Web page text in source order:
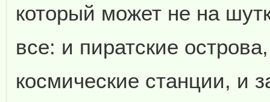
который может не на
все: и пиратские
космические станции, и